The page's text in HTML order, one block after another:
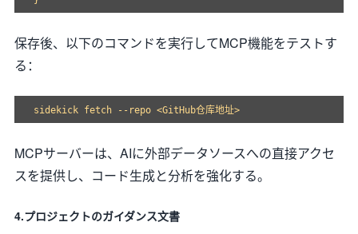
保存後、以下のコマンドを実行してMCP機能をテストす
る：
MCPサーバーは、AIに外部データソースへの直接アクセ
スを提供し、コード生成と分析を強化する。
4.プロジェクトのガイダンス文書